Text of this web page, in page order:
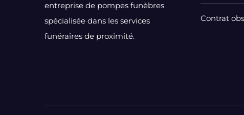
entreprise de pompes funèbres
spécialisée dans les services
funéraires de proximité.
Contrat